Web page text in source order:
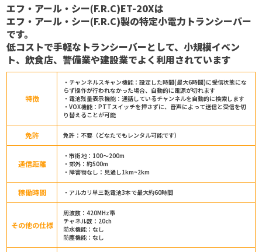
エフ・アール・シー(F.R.C)ET-20Xは
エフ・アール・シー(F.R.C)製の特定小電力トランシーバー
です。
低コストで手軽なトランシーバーとして、小規模イベン
ト、飲食店、警備業や建設業でよく利用されています
特徴
・チャンネルスキャン機能：設定した時間(最大6時間)に受信状態にな
らず操作が行われなかった場合、自動的に電源が切れます
・電池残量表示機能：通話しているチャンネルを自動的に検索します
・VOX機能：PTTスイッチを押さずに、音声によって送信と受信を切
り替えることが可能
免許 免許：不要（どなたでもレンタル可能です）
通信距離
・市街地：100～200m
・郊外：約500m
・障害物なし：見通し1km~2km
稼働時間 ・アルカリ単三乾電池3本で最大約60時間
その他の仕様
周波数：420MHz帯
チャネル数：20ch
防水機能：なし
防塵機能：なし